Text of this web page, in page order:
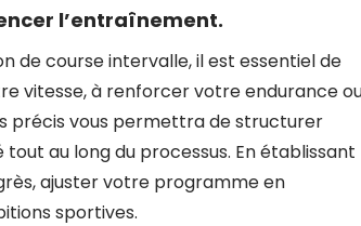
l’entraînement.
course intervalle, il est essentiel de
vitesse, à renforcer votre endurance
précis vous permettra de structurer
au long du processus. En établissant
ajuster votre programme en
sportives.